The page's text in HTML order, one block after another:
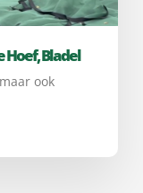
Hoef, Bladel
ook